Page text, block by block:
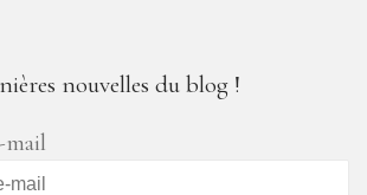
nouvelles du blog !
mail